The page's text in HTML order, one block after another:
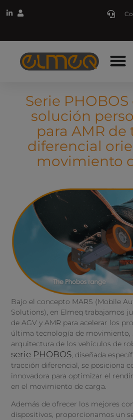
Serie PHOBOS
solución
para AMR de
diferencial
movimiento
Bajo el concepto MARS (Mobile
Solutions), en Elmeq trabajamos
de AGV y AMR para acelerar los
última tecnología de movimiento,
arquitectura de los vehículos de
serie PHOBOS, diseñada
tracción diferencial, se posiciona
innovadora para optimizar el
en el movimiento de carga.
Además de ofrecer los mejores
dispositivos, proporcionamos un